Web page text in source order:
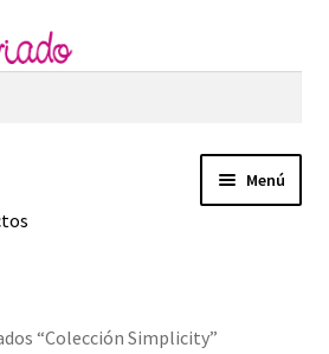
Menú
“Colección Simplicity”